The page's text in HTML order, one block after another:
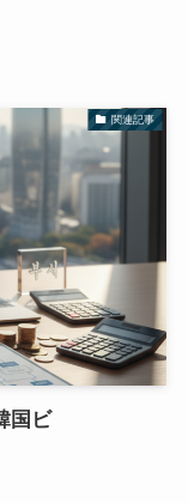
関連記事
国ビ